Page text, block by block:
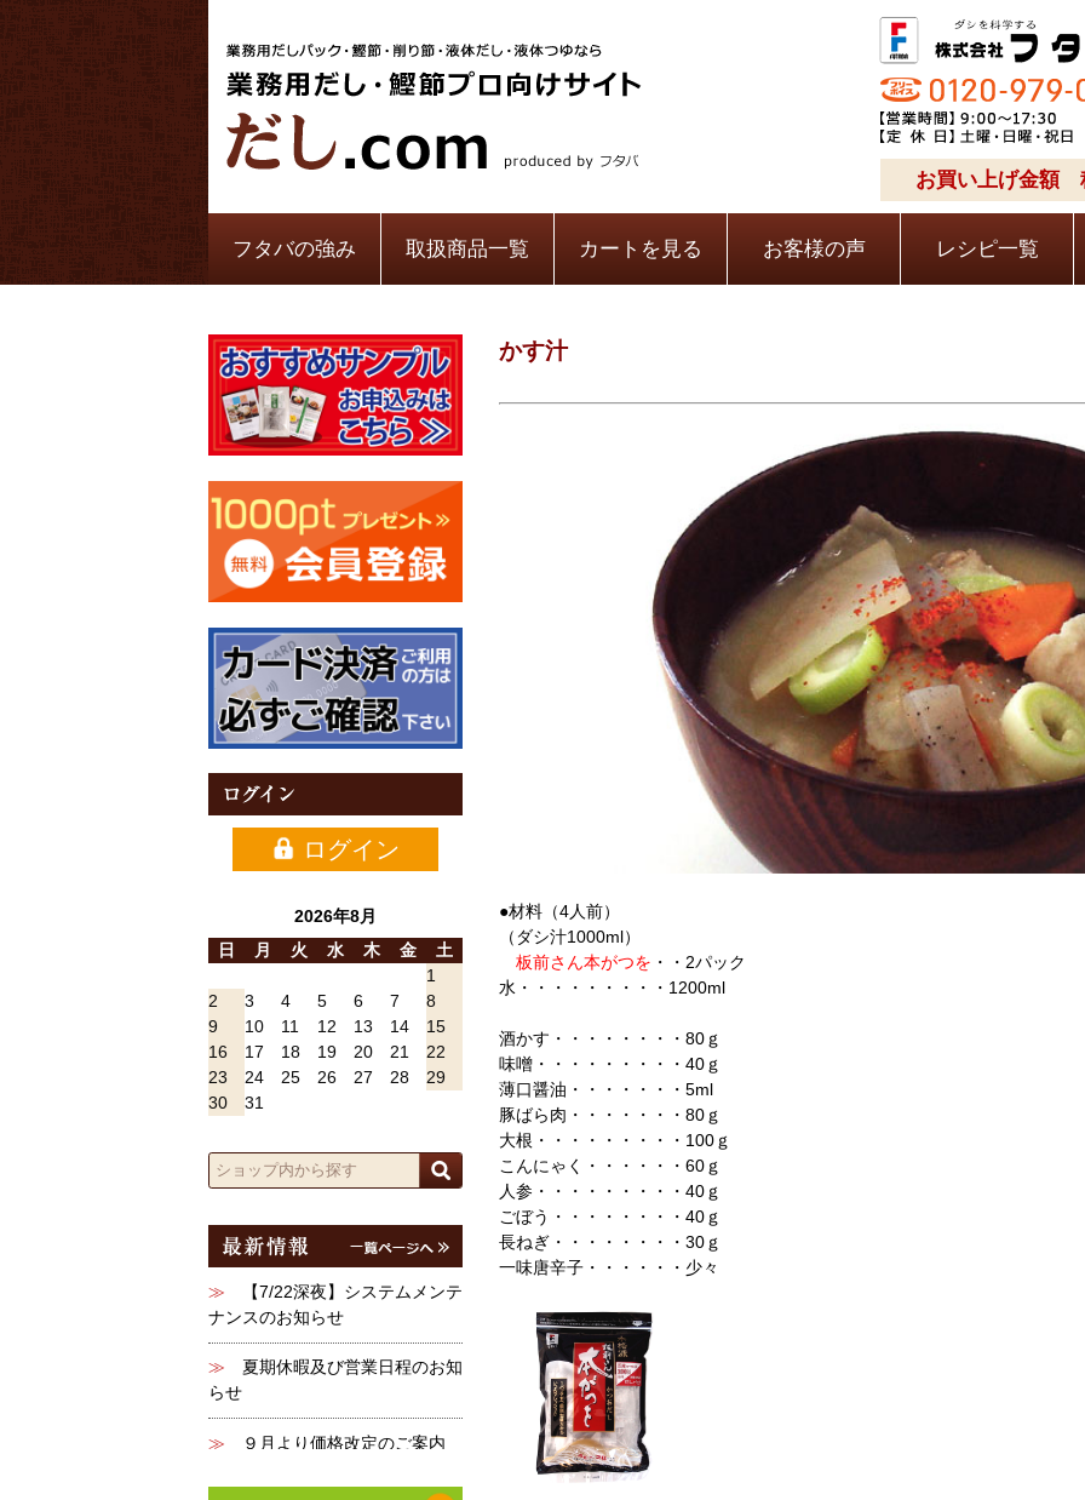
お買い上げ金額
フタバの強み 取扱商品一覧 カートを見る お客様の声 レシピ一覧
かす汁
●材料（4人前）
（ダシ汁1000ml）
板前さん本がつを ・・2パック
水・・・・・・・・・1200ml
酒かす・・・・・・・・80ｇ
味噌・・・・・・・・・40ｇ
薄口醤油・・・・・・・5ml
豚ばら肉・・・・・・・80ｇ
大根・・・・・・・・・100ｇ
こんにゃく・・・・・・60ｇ
人参・・・・・・・・・40ｇ
ごぼう・・・・・・・・40ｇ
長ねぎ・・・・・・・・30ｇ
一味唐辛子・・・・・・少々
ログイン
2026年8月
日
月 火 水 木 金
土
1
2
3 4 5 6 7
8
9
10 11 12 13 14
15
16
17 18 19 20 21
22
23
24 25 26 27 28
29
30
31